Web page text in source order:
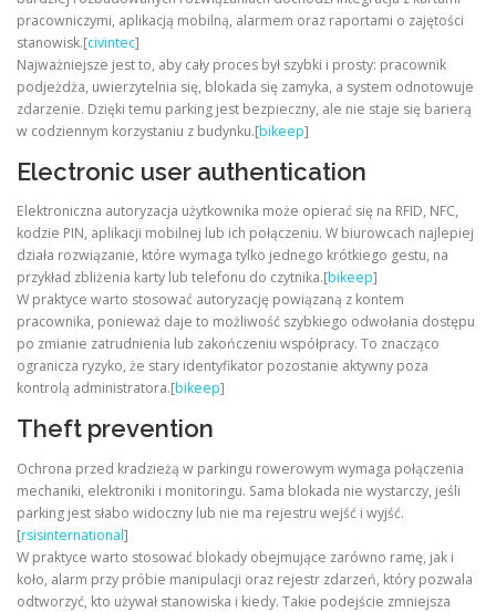
pracowniczymi, aplikacją mobilną, alarmem oraz raportami o zajętości
stanowisk.[civintec]
Najważniejsze jest to, aby cały proces był szybki i prosty: pracownik
podjeżdża, uwierzytelnia się, blokada się zamyka, a system odnotowuje
zdarzenie. Dzięki temu parking jest bezpieczny, ale nie staje się barierą
w codziennym korzystaniu z budynku.[bikeep]
Electronic user authentication
Elektroniczna autoryzacja użytkownika może opierać się na RFID, NFC,
kodzie PIN, aplikacji mobilnej lub ich połączeniu. W biurowcach najlepiej
działa rozwiązanie, które wymaga tylko jednego krótkiego gestu, na
przykład zbliżenia karty lub telefonu do czytnika.[bikeep]
W praktyce warto stosować autoryzację powiązaną z kontem
pracownika, ponieważ daje to możliwość szybkiego odwołania dostępu
po zmianie zatrudnienia lub zakończeniu współpracy. To znacząco
ogranicza ryzyko, że stary identyfikator pozostanie aktywny poza
kontrolą administratora.[bikeep]
Theft prevention
Ochrona przed kradzieżą w parkingu rowerowym wymaga połączenia
mechaniki, elektroniki i monitoringu. Sama blokada nie wystarczy, jeśli
parking jest słabo widoczny lub nie ma rejestru wejść i wyjść.
[rsisinternational]
W praktyce warto stosować blokady obejmujące zarówno ramę, jak i
koło, alarm przy próbie manipulacji oraz rejestr zdarzeń, który pozwala
odtworzyć, kto używał stanowiska i kiedy. Takie podejście zmniejsza